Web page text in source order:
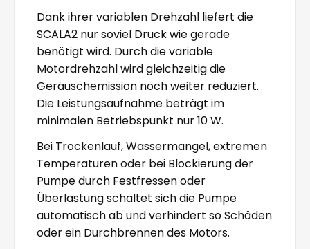
Dank ihrer variablen Drehzahl liefert die
SCALA2 nur soviel Druck wie gerade
benötigt wird. Durch die variable
Motordrehzahl wird gleichzeitig die
Geräuschemission noch weiter reduziert.
Die Leistungsaufnahme beträgt im
minimalen Betriebspunkt nur 10 W.
Bei Trockenlauf, Wassermangel, extremen
Temperaturen oder bei Blockierung der
Pumpe durch Festfressen oder
Überlastung schaltet sich die Pumpe
automatisch ab und verhindert so Schäden
oder ein Durchbrennen des Motors.